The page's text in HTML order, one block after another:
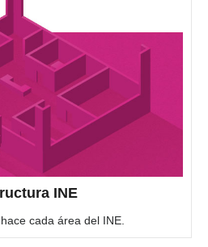
INE
cada área del INE.